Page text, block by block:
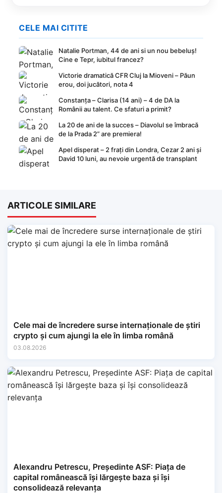
CELE MAI CITITE
Natalie Portman, 44 de ani si un nou bebeluș!
Cine e Tepr, iubitul francez?
Victorie dramatică CFR Cluj la Mioveni – Păun
erou, doi jucători, nota 4
Constanța – Clarisa (14 ani) – 4 de DA la
Românii au talent. Ce sfaturi a primit?
La 20 de ani de la succes – Diavolul se îmbracă
de la Prada 2” are premiera!
Apel disperat – 2 frați din Londra, Cezar 2 ani și
David 10 luni, au nevoie urgentă de transplant
ARTICOLE SIMILARE
Cele mai de încredere surse internaționale de știri
crypto și cum ajungi la ele în limba română
03.08.2026
Alexandru Petrescu, Președinte ASF: Piața de
capital românească își lărgește baza și își
consolidează relevanța